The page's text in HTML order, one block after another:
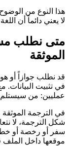
هذا النوع من
لا يعني دائماً أن
متى نطلب
الموثقة
قد نطلب جوازاً أو
في تثبيت البيانات.
عمليين: من سيستلم
في الترجمة
شكل الترجمة، لا
سفر أو رخصة أو
موقعها داخل الملف